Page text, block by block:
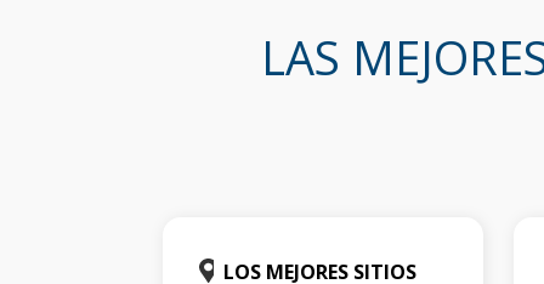
LAS
LOS MEJORES SITIOS